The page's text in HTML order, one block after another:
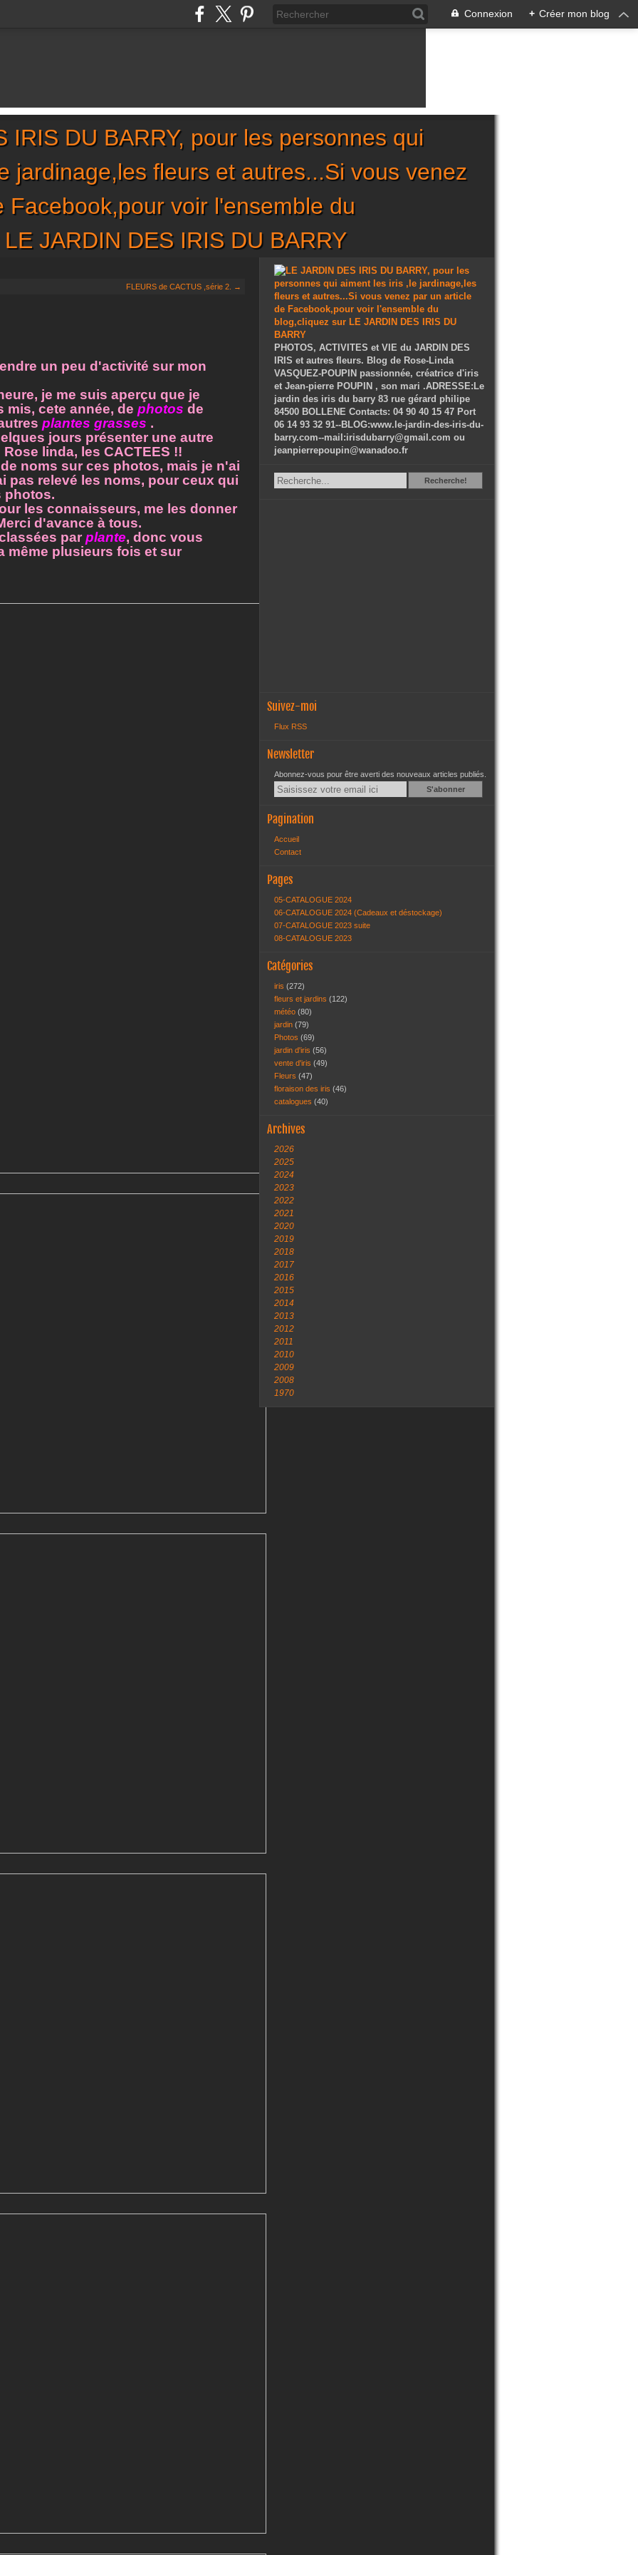
Connexion + Créer mon blog
IRIS DU BARRY, pour les personnes qui
jardinage,les fleurs et autres...Si vous venez
Facebook,pour voir l'ensemble du
JARDIN DES IRIS DU BARRY
FLEURS de CACTUS ,série 2. →
un peu d'activité sur mon
je me suis aperçu que je
cete année, de photos de
plantes grasses .
jours présenter une autre
linda, les CACTEES !!
noms sur ces photos, mais je n'ai
pas relevé les noms, pour ceux qui
photos.
les connaisseurs, me les donner
d'avance à tous.
par plante, donc vous
même plusieurs fois et sur
PHOTOS, ACTIVITES et VIE du JARDIN DES
IRIS et autres fleurs. Blog de Rose-Linda
VASQUEZ-POUPIN passionnée, créatrice d'iris
et Jean-pierre POUPIN , son mari .ADRESSE:Le
jardin des iris du barry 83 rue gérard philipe
84500 BOLLENE Contacts: 04 90 40 15 47 Port
06 14 93 32 91--BLOG:www.le-jardin-des-iris-du-
barry.com--mail:irisdubarry@gmail.com ou
jeanpierrepoupin@wanadoo.fr
RechercheRecherche!
Suivez-moi
Flux RSS
Newsletter
Abonnez-vous pour être averti des nouveaux articles publiés.
Email
Pagination
Accueil
Contact
Pages
05-CATALOGUE 2024
06-CATALOGUE 2024 (Cadeaux et déstockage)
07-CATALOGUE 2023 suite
08-CATALOGUE 2023
Catégories
iris (272)
fleurs et jardins (122)
météo (80)
jardin (79)
Photos (69)
jardin d'iris (56)
vente d'iris (49)
Fleurs (47)
floraison des iris (46)
catalogues (40)
Archives
2026
2025
2024
2023
2022
2021
2020
2019
2018
2017
2016
2015
2014
2013
2012
2011
2010
2009
2008
1970